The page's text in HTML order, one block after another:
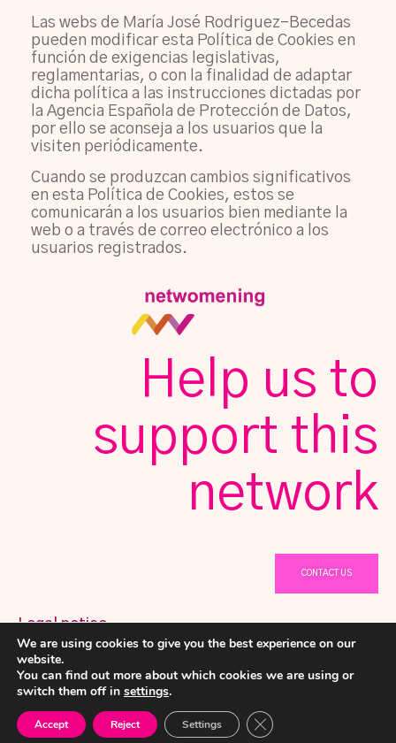
Las webs de María José Rodriguez-Becedas
pueden modificar esta Política de Cookies en
función de exigencias legislativas,
reglamentarias, o con la finalidad de adaptar
dicha política a las instrucciones dictadas por
la Agencia Española de Protección de Datos,
por ello se aconseja a los usuarios que la
visiten periódicamente.
Cuando se produzcan cambios significativos
en esta Política de Cookies, estos se
comunicarán a los usuarios bien mediante la
web o a través de correo electrónico a los
usuarios registrados.
Help us to
support this
network
CONTACT US
Legal notice
Privacy Policy
Cookies policy
@ Copyright 2023 Netwomening
We are using cookies to give you the best experience on our
website.
You can find out more about which cookies we are using or
switch them off in settings.
Accept Reject Settings Close GDPR Cookie
English فارسی (Persian) Español